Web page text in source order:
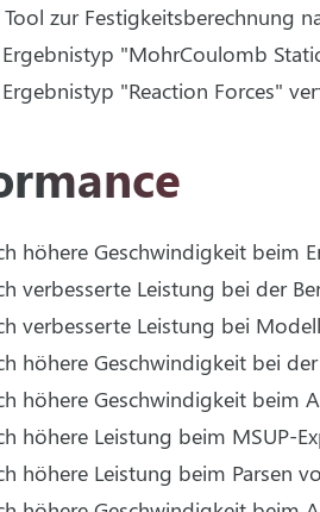
Tool zur Festigkeitsberechnung
"MohrCoulomb
"Reaction Forces"
höhere Geschwindigkeit beim
verbesserte Leistung bei der
verbesserte Leistung bei
höhere Geschwindigkeit bei
höhere Geschwindigkeit beim
höhere Leistung beim MSUP-
höhere Leistung beim Parsen